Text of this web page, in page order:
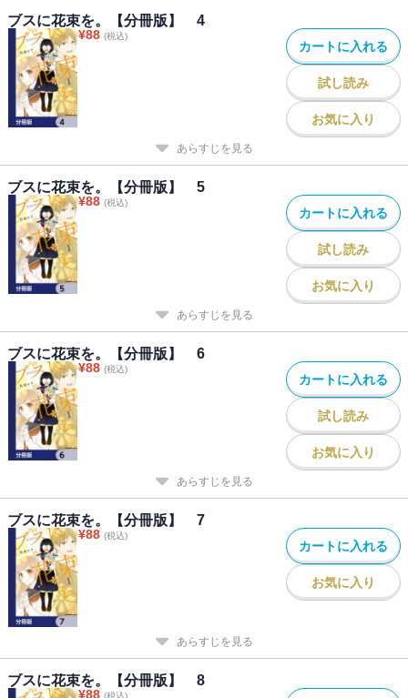
ブスに花束を。【分冊版】 4
¥88 (税込)
カートに入れる
試し読み
お気に入り
あらすじを見る
ブスに花束を。【分冊版】 5
¥88 (税込)
カートに入れる
試し読み
お気に入り
あらすじを見る
ブスに花束を。【分冊版】 6
¥88 (税込)
カートに入れる
試し読み
お気に入り
あらすじを見る
ブスに花束を。【分冊版】 7
¥88 (税込)
カートに入れる
お気に入り
あらすじを見る
ブスに花束を。【分冊版】 8
¥88 (税込)